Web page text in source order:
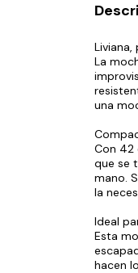
La
una
Con 42
que se
mano.
la
Ideal
Esta
hacen